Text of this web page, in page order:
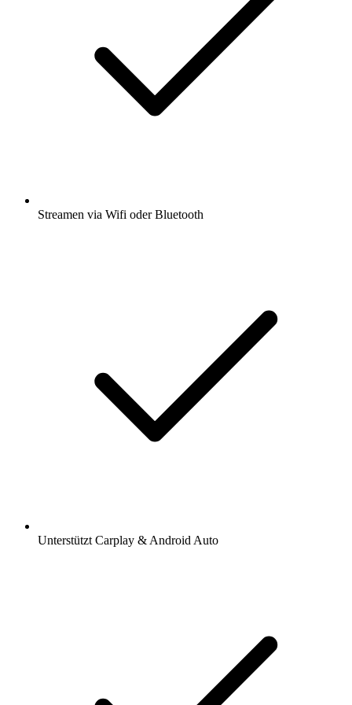
Streamen via Wifi oder Bluetooth
Unterstützt Carplay & Android Auto